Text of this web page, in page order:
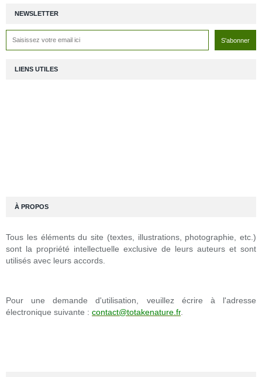
NEWSLETTER
LIENS UTILES
À PROPOS
Tous les éléments du site (textes, illustrations, photographie, etc.)
sont la propriété intellectuelle exclusive de leurs auteurs et sont
utilisés avec leurs accords.
Pour une demande d'utilisation, veuillez écrire à l'adresse
électronique suivante : contact@totakenature.fr